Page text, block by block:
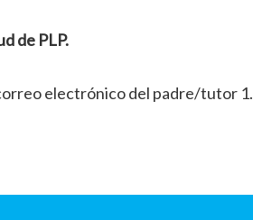
de PLP.
electrónico del padre/tutor 1.